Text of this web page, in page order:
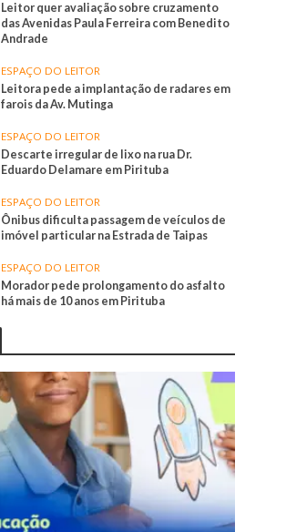
Leitor quer avaliação sobre cruzamento
das Avenidas Paula Ferreira com Benedito
Andrade
ESPAÇO DO LEITOR
Leitora pede a implantação de radares em
farois da Av. Mutinga
ESPAÇO DO LEITOR
Descarte irregular de lixo na rua Dr.
Eduardo Delamare em Pirituba
ESPAÇO DO LEITOR
Ônibus dificulta passagem de veículos de
imóvel particular na Estrada de Taipas
ESPAÇO DO LEITOR
Morador pede prolongamento do asfalto
há mais de 10 anos em Pirituba